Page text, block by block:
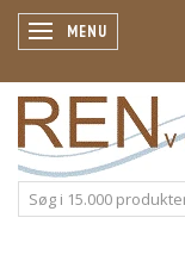
SKIFTE NAVIGATION
MENU